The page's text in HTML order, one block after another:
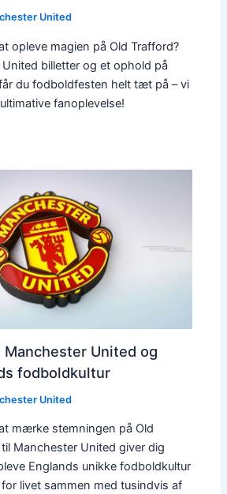
United
opleve magien på Old Trafford?
billetter og et ophold på
du fodboldfesten helt tæt på – vi
fanoplevelse!
United og
fodboldkultur
United
mærke stemningen på Old
Manchester United giver dig
Englands unikke fodboldkultur
livet sammen med tusindvis af